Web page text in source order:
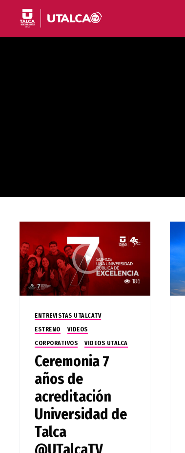
186
ENTREVISTAS UTALCATV
ESTRENO
VIDEOS
CORPORATIVOS
VIDEOS UTALCA
Ceremonia 7
años de
acreditación
Universidad de
Talca
@UTalcaTV